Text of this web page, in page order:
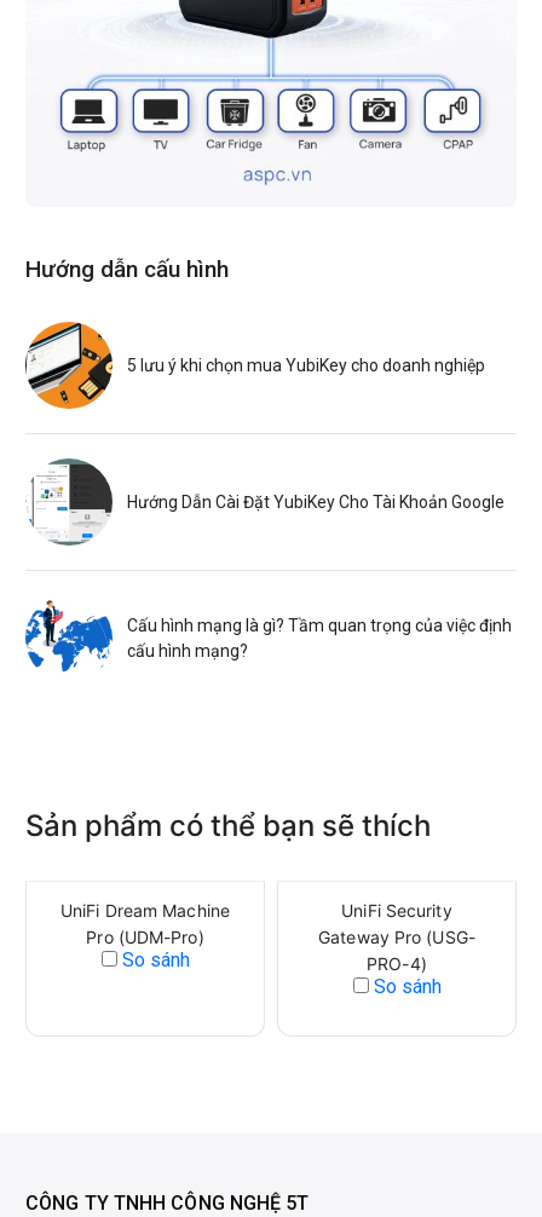
Hướng dẫn cấu hình
5 lưu ý khi chọn mua YubiKey cho doanh nghiệp
Hướng Dẫn Cài Đặt YubiKey Cho Tài Khoản Google
Cấu hình mạng là gì? Tầm quan trọng của việc định
cấu hình mạng?
Sản phẩm có thể bạn sẽ thích
UniFi Dream Machine
Pro (UDM-Pro)
So sánh
UniFi Security
Gateway Pro (USG-
PRO-4)
So sánh
CÔNG TY TNHH CÔNG NGHỆ 5T